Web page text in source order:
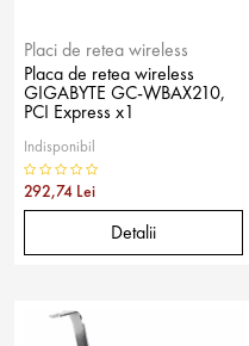
Placi de retea wireless
Placa de retea wireless
GIGABYTE GC-WBAX210,
PCI Express x1
Indisponibil
292,74 Lei
Detalii